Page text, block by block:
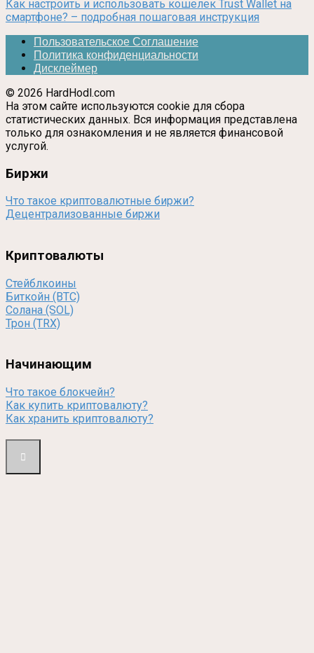
Как настроить и использовать кошелек Trust Wallet на
смартфоне? – подробная пошаговая инструкция
Пользовательское Соглашение
Политика конфиденциальности
Дисклеймер
© 2026 HardHodl.com
На этом сайте используются cookie для сбора
статистических данных. Вся информация представлена
только для ознакомления и не является финансовой
услугой.
Биржи
Что такое криптовалютные биржи?
Децентрализованные биржи
Криптовалюты
Стейблкоины
Биткойн (BTC)
Солана (SOL)
Трон (TRX)
Начинающим
Что такое блокчейн?
Как купить криптовалюту?
Как хранить криптовалюту?